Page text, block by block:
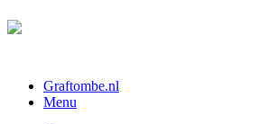
Graftombe.nl
Menu